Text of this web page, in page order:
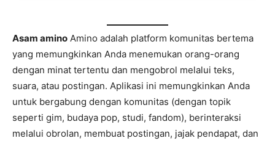
Asam amino Amino adalah platform komunitas bertema
yang memungkinkan Anda menemukan orang-orang
dengan minat tertentu dan mengobrol melalui teks,
suara, atau postingan. Aplikasi ini memungkinkan Anda
untuk bergabung dengan komunitas (dengan topik
seperti gim, budaya pop, studi, fandom), berinteraksi
melalui obrolan, membuat postingan, jajak pendapat, dan